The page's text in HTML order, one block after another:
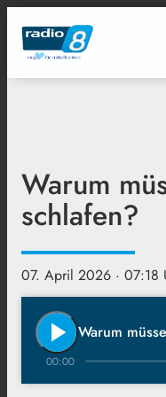
Warum
schlafen?
07. April 2026 · 07:18
play_arrow Warum
00:00